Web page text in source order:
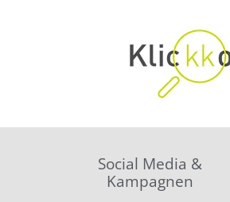
Social Media &
Kampagnen